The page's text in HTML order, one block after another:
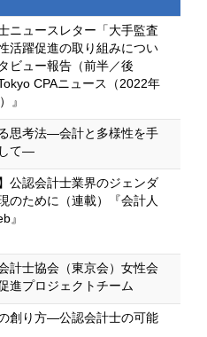
ニュースレター「大手監査
活躍促進の取り組みについ
ビュー報告（前半／後
CPAニュース（2022年
』
思考法―会計と多様性を手
て―
公認会計士業界のジェンダ
のために（連載）『会計人
』
計士協会（東京会）女性会
進プロジェクトチーム
創り方―公認会計士の可能